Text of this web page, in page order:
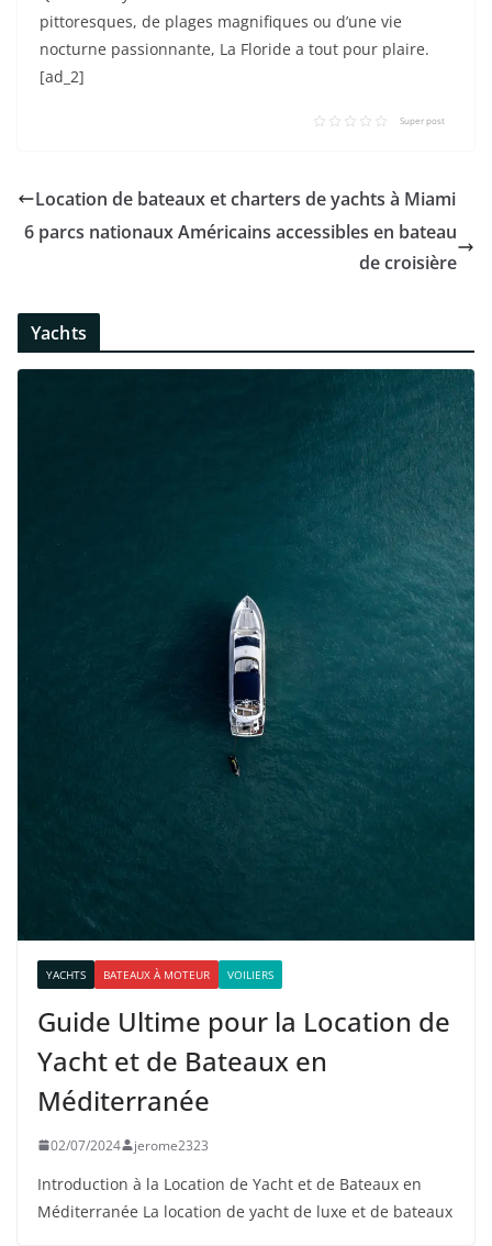
pittoresques, de plages magnifiques ou d’une vie
nocturne passionnante, La Floride a tout pour plaire.
[ad_2]
Super post
Location de bateaux et charters de yachts à Miami
6 parcs nationaux Américains accessibles en bateau
de croisière
Yachts
YACHTS BATEAUX À MOTEUR VOILIERS
Guide Ultime pour la Location de
Yacht et de Bateaux en
Méditerranée
02/07/2024 jerome2323
Introduction à la Location de Yacht et de Bateaux en
Méditerranée La location de yacht de luxe et de bateaux